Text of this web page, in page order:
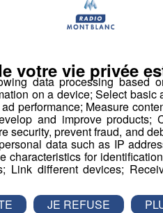
data processing based
on a device; Select
performance; Measure
and improve products;
security, prevent fraud, and
data such as IP
characteristics for
Link different devices;
votre vie privée
JE REFUSE